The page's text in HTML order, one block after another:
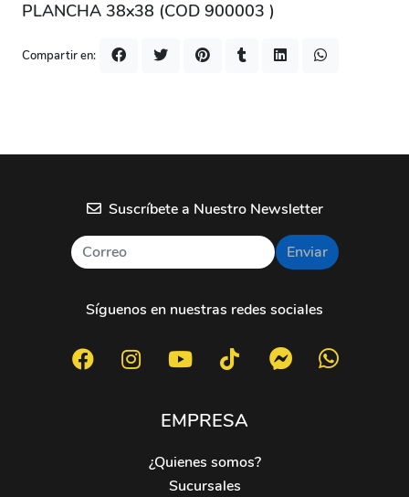
PLANCHA 38x38 (COD 900003 )
Compartir en:
Suscríbete a Nuestro Newsletter
Enviar
Síguenos en nuestras redes sociales
EMPRESA
¿Quienes somos?
Sucursales